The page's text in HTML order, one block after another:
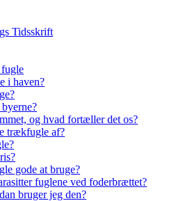
Tidsskrift
i haven?
og hvad fortæller det os?
trækfugle af?
gode at bruge?
fuglene ved foderbrættet?
bruger jeg den?